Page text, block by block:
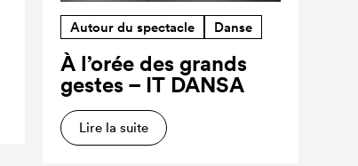
Autour du spectacle Danse
À l’orée des grands
gestes – IT DANSA
Lire la suite